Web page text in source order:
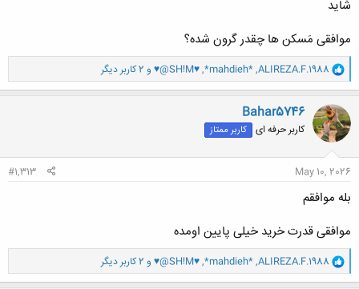
شاید
موافقی مَسکن ها چقدر گرون شده؟
و
ا
ک
ن
ش
ه
ا
ALIREZA.F.1988
,
*mahdieh*
,
♥@SH!M♥ و 2 کاربر دیگر
Bahar5746
کاربر حرفه ای کاربر ممتاز
May 10, 2026
#1,313
بله موافقم
موافقی قدرت خرید خیلی پایین اومده
و
ا
ک
ALIREZA.F.1988
,
*mahdieh*
,
♥@SH!M♥ و 2 کاربر دیگر